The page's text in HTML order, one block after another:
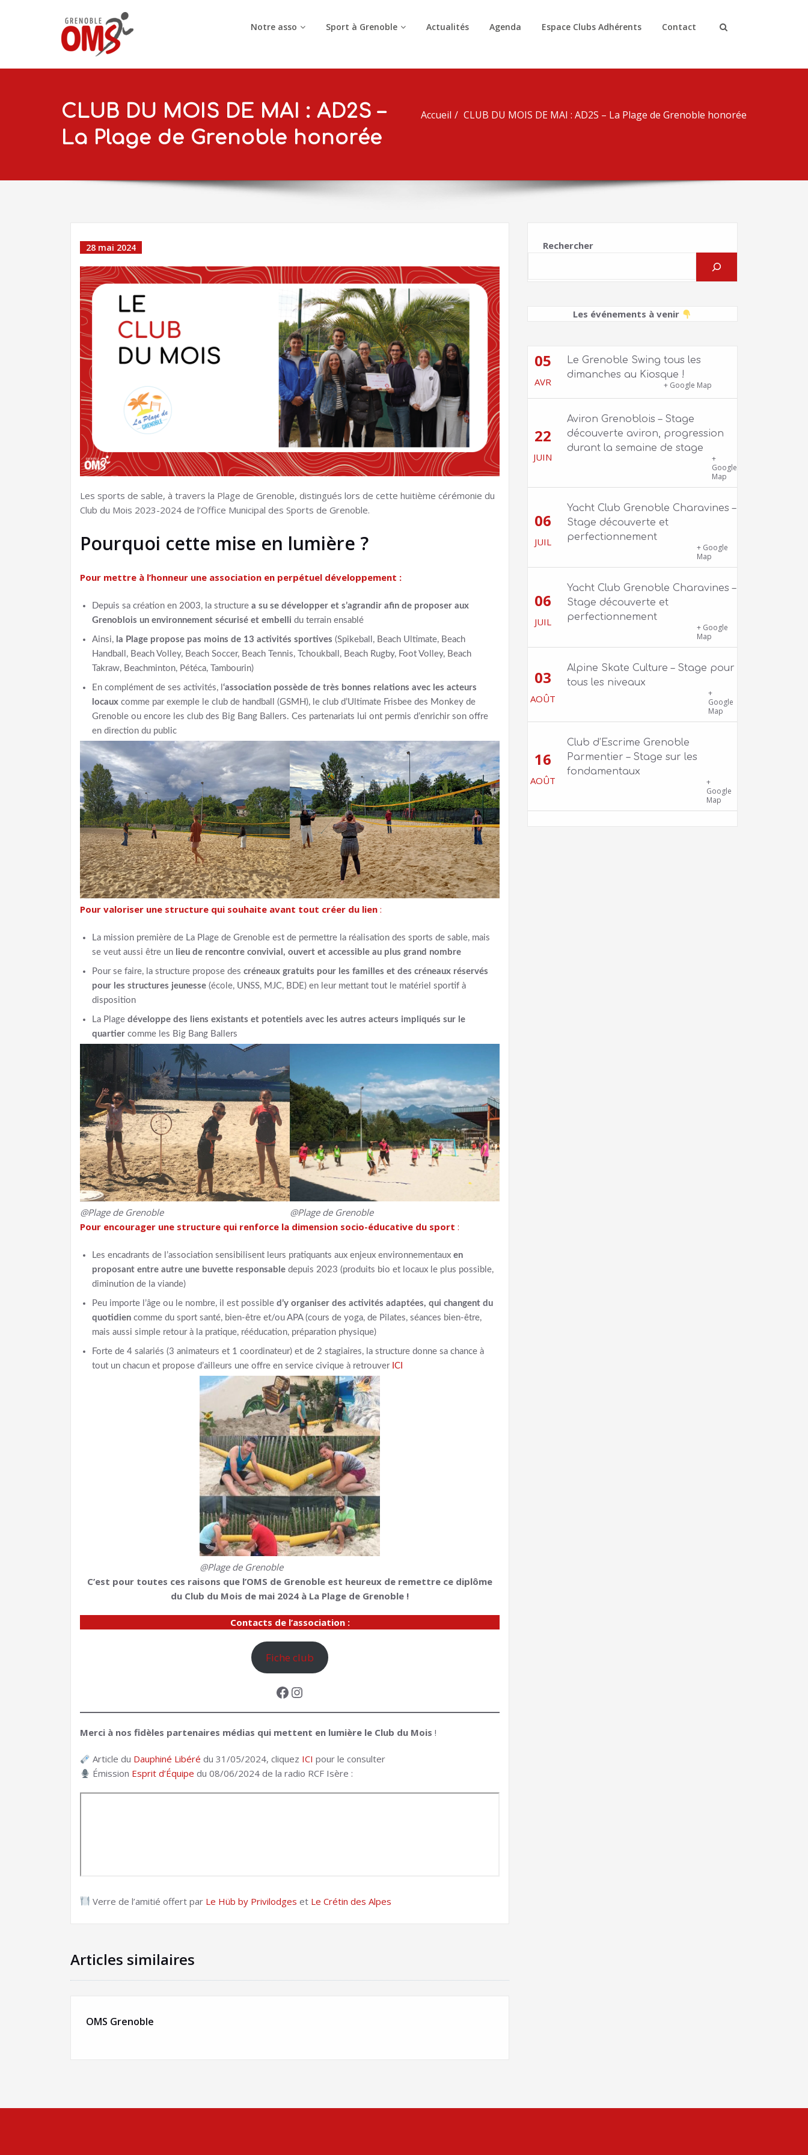
Notre asso Sport à Grenoble Actualités Agenda Espace Clubs Adhérents Contact
CLUB DU MOIS DE MAI : AD2S –
La Plage de Grenoble honorée
Accueil CLUB DU MOIS DE MAI : AD2S – La Plage de Grenoble honorée
28 mai 2024
Les sports de sable, à travers la Plage de Grenoble, distingués lors de cette huitième cérémonie du
Club du Mois 2023-2024 de l’Office Municipal des Sports de Grenoble.
Pourquoi cette mise en lumière ?
Pour mettre à l’honneur une association en perpétuel développement :
Depuis sa création en 2003, la structure a su se développer et s’agrandir afin de proposer aux
Grenoblois un environnement sécurisé et embelli du terrain ensablé
Ainsi, la Plage propose pas moins de 13 activités sportives (Spikeball, Beach Ultimate, Beach
Handball, Beach Volley, Beach Soccer, Beach Tennis, Tchoukball, Beach Rugby, Foot Volley, Beach
Takraw, Beachminton, Pétéca, Tambourin)
En complément de ses activités, l ‘association possède de très bonnes relations avec les acteurs
locaux comme par exemple le club de handball (GSMH), le club d’Ultimate Frisbee des Monkey de
Grenoble ou encore les club des Big Bang Ballers. Ces partenariats lui ont permis d’enrichir son offre
en direction du public
Pour valoriser une structure qui souhaite avant tout créer du lien :
La mission première de La Plage de Grenoble est de permettre la réalisation des sports de sable, mais
se veut aussi être un lieu de rencontre convivial, ouvert et accessible au plus grand nombre
Pour se faire, la structure propose des créneaux gratuits pour les familles et des créneaux réservés
pour les structures jeunesse (école, UNSS, MJC, BDE) en leur mettant tout le matériel sportif à
disposition
La Plage développe des liens existants et potentiels avec les autres acteurs impliqués sur le
quartier comme les Big Bang Ballers
@Plage de Grenoble
@Plage de Grenoble
Pour encourager une structure qui renforce la dimension socio-éducative du sport :
Les encadrants de l’association sensibilisent leurs pratiquants aux enjeux environnementaux en
proposant entre autre une buvette responsable depuis 2023 (produits bio et locaux le plus possible,
diminution de la viande)
Peu importe l’âge ou le nombre, il est possible d’y organiser des activités adaptées, qui changent du
quotidien comme du sport santé, bien-être et/ou APA (cours de yoga, de Pilates, séances bien-être,
mais aussi simple retour à la pratique, rééducation, préparation physique)
Forte de 4 salariés (3 animateurs et 1 coordinateur) et de 2 stagiaires, la structure donne sa chance à
tout un chacun et propose d’ailleurs une offre en service civique à retrouver ICI
@Plage de Grenoble
C’est pour toutes ces raisons que l’OMS de Grenoble est heureux de remettre ce diplôme
du Club du Mois de mai 2024 à La Plage de Grenoble !
Contacts de l’association :
Fiche club
Facebook
Instagram
Merci à nos fidèles partenaires médias qui mettent en lumière le Club du Mois !
Article du Dauphiné Libéré du 31/05/2024, cliquez ICI pour le consulter
Émission Esprit d’Équipe du 08/06/2024 de la radio RCF Isère :
Verre de l’amitié offert par Le Hüb by Privilodges et Le Crétin des Alpes
Articles similaires
OMS Grenoble
Rechercher
Les événements à venir
05
AVR
Le Grenoble Swing tous les
dimanches au Kiosque !
+ Google Map
22
JUIN
Aviron Grenoblois – Stage
découverte aviron, progression
durant la semaine de stage
+
Google
Map
06
JUIL
Yacht Club Grenoble Charavines –
Stage découverte et
perfectionnement
+ Google
Map
06
JUIL
Yacht Club Grenoble Charavines –
Stage découverte et
perfectionnement
+ Google
Map
03
AOÛT
Alpine Skate Culture – Stage pour
tous les niveaux
+
Google
Map
16
AOÛT
Club d’Escrime Grenoble
Parmentier – Stage sur les
fondamentaux
+
Google
Map